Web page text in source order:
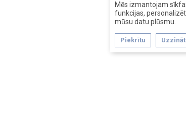
Mēs izmantojam
funkcijas,
mūsu datu plūsmu.
Piekrītu